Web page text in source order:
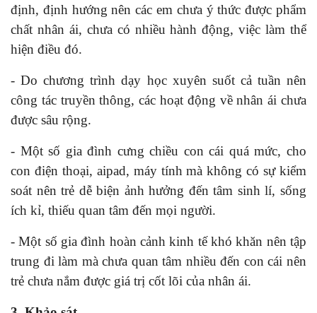
định, định hướng nên các em chưa ý thức được phẩm
chất nhân ái, chưa có nhiều hành động, việc làm thể
hiện điều đó.
- Do chương trình dạy học xuyên suốt cả tuần nên
công tác truyền thông, các hoạt động về nhân ái chưa
được sâu rộng.
- Một số gia đình cưng chiều con cái quá mức, cho
con điện thoại, aipad, máy tính mà không có sự kiểm
soát nên trẻ dễ biện ảnh hưởng đến tâm sinh lí, sống
ích kỉ, thiếu quan tâm đến mọi người.
- Một số gia đình hoàn cảnh kinh tế khó khăn nên tập
trung đi làm mà chưa quan tâm nhiều đến con cái nên
trẻ chưa nắm được giá trị cốt lõi của nhân ái.